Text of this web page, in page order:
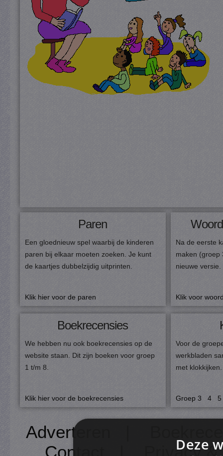
Paren
Een gloednieuw spel waarbij de kinderen
paren bij elkaar moeten zoeken. Je kunt
de kaartjes dubbelzijdig uitprinten.
Klik hier voor de paren
Na de eerste
maken (groep
nieuwe versie.
Klik voor
Boekrecensies
We hebben nu ook boekrecensies op de
website staan. Dit zijn boeken voor groep
1 t/m 8.
Klik hier voor de boekrecensies
Voor de
werkbladen
met klokkijken.
Groep 3 4 5
Adverteren
Contact
Privacy
Deze